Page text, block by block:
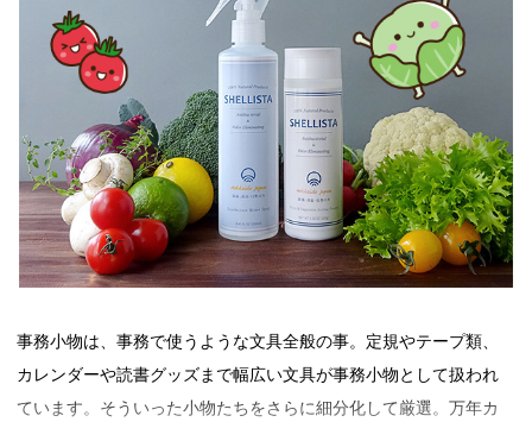
事務小物は、事務で使うような文具全般の事。定規やテープ類、
カレンダーや読書グッズまで幅広い文具が事務小物として扱われ
ています。そういった小物たちをさらに細分化して厳選。万年カ